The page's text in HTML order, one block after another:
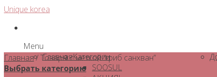
Skip
content
Unique korea
Menu
ГлавнаяКатегории
SOOSUL
Главная/Товары с меткой “гриб санхван”
Выбрать категорию